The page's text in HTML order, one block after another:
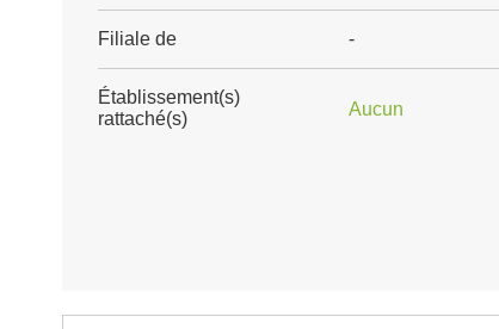
Filiale de -
Établissement(s)
rattaché(s)
Aucun